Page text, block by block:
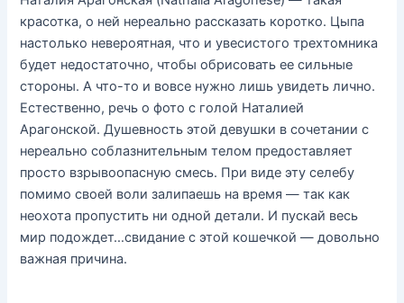
красотка, о ней нереально рассказать коротко. Цыпа
настолько невероятная, что и увесистого трехтомника
будет недостаточно, чтобы обрисовать ее сильные
стороны. А что-то и вовсе нужно лишь увидеть лично.
Естественно, речь о фото с голой Наталией
Арагонской. Душевность этой девушки в сочетании с
нереально соблазнительным телом предоставляет
просто взрывоопасную смесь. При виде эту селебу
помимо своей воли залипаешь на время — так как
неохота пропустить ни одной детали. И пускай весь
мир подождет…свидание с этой кошечкой — довольно
важная причина.